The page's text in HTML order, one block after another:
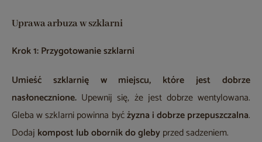
Uprawa arbuza w szklarni
Krok 1: Przygotowanie szklarni
Umieść szklarnię w miejscu, które jest dobrze
nasłonecznione. Upewnij się, że jest dobrze wentylowana.
Gleba w szklarni powinna byćżyzna i dobrze przepuszczalna.
Dodaj kompost lub obornik do glebyprzed sadzeniem.